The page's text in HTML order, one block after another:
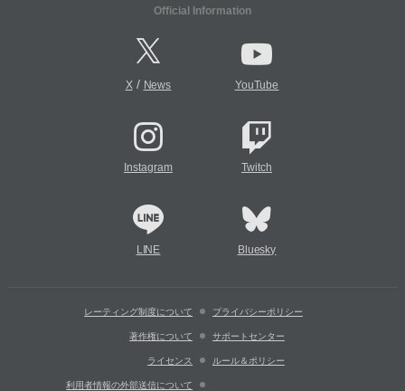
Official Information
X/ News YouTube
Instagram Twitch
LINE Bluesky
レーティング制度について プライバシーポリシー
著作権について サポートセンター
ライセンス ルール＆ポリシー
利用者情報の外部送信について